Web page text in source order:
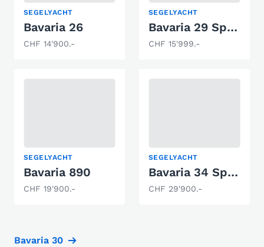
SEGELYACHT
Bavaria 26
CHF 14'900.-
SEGELYACHT
Bavaria 29 Speed
CHF 15'999.-
SEGELYACHT
Bavaria 890
CHF 19'900.-
SEGELYACHT
Bavaria 34 Speed
CHF 29'900.-
Bavaria 30